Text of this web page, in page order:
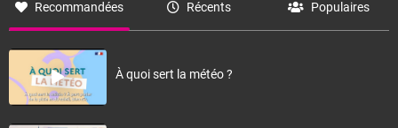
Recommandées Récents Populaires
À quoi sert la météo ?